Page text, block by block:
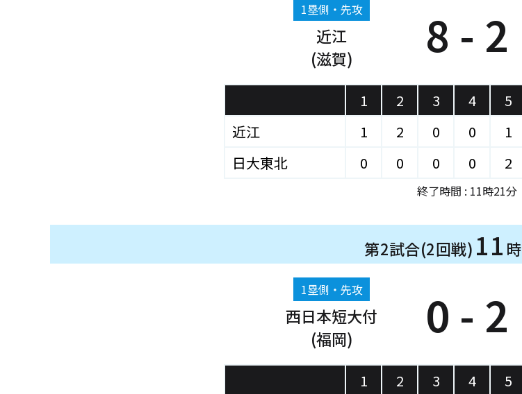
1塁側・先攻
近江
(滋賀)
8 - 2
1 2 3 4 5
近江
1 2 0 0 1
日大東北
0 0 0 0 2
終了時間 : 11時21分
第2試合(2回戦) 11 時
1塁側・先攻
西日本短大付
(福岡)
0 - 2
1 2 3 4 5